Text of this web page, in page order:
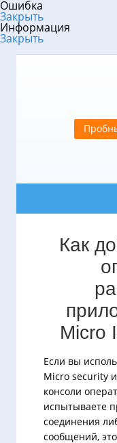
Ошибка
Закрыть
Информация
Закрыть
Как
Micro
Если вы
Micro security
консоли
испытываете
соединения
сообщений,